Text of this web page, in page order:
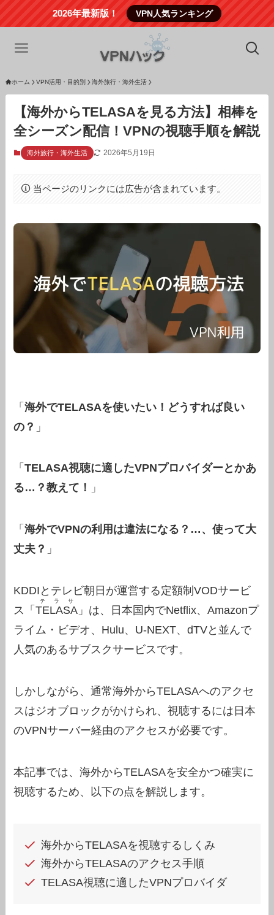
2026年最新版！ VPN人気ランキング
ホーム VPN活用・目的別 海外旅行・海外生活
【海外からTELASAを見る方法】相棒を
全シーズン配信！VPNの視聴手順を解説
海外旅行・海外生活 2026年5月19日
当ページのリンクには広告が含まれています。
「海外でTELASAを使いたい！どうすれば良い
の？ 」
「TELASA視聴に適したVPNプロバイダーとかあ
る…？教えて！
」
「海外でVPNの利用は違法になる？…、使って大
丈夫？ 」
KDDIとテレビ朝日が運営する定額制VODサービ
ス「TELASA
テラサ
」は、日本国内でNetflix、Amazonプ
ライム・ビデオ、Hulu、U-NEXT、dTVと並んで
人気のあるサブスクサービスです。
しかしながら、通常海外からTELASAへのアクセ
スはジオブロックがかけられ、視聴するには日本
のVPNサーバー経由のアクセスが必要です。
本記事では、海外からTELASAを安全かつ確実に
視聴するため、以下の点を解説します。
海外からTELASAを視聴するしくみ
海外からTELASAのアクセス手順
TELASA視聴に適したVPNプロバイダ